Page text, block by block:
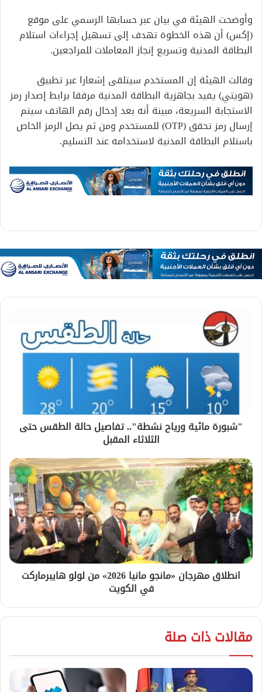
وأوضحت الهيئة في بيان عبر حسابها الرسمي على موقع
(إكس) أن هذه الخطوة تهدف إلى تسهيل إجراءات استلام
البطاقة المدنية وتسريع إنجاز المعاملات للمراجعين.
وقالت الهيئة إن المستخدم سيتلقى إشعارا عبر تطبيق
(هويتي) يفيد بجاهزية البطاقة المدنية مرفقا برابط إصدار رمز
الاستجابة السريعة، مبينة أنه بعد إدخال رقم الهاتف سيتم
إرسال رمز تحقق (OTP) للمستخدم ومن ثم يصل الرمز الخاص
باستلام البطاقة المدنية لاستخدامه عند التسليم.
"شبورة مائية ورياح نشطة".. تفاصيل حالة الطقس حتى
الثلاثاء المقبل
انطلاق مهرجان «مانجو مانيا 2026» من لولو هايبرماركت
في الكويت
مقالات ذات صلة